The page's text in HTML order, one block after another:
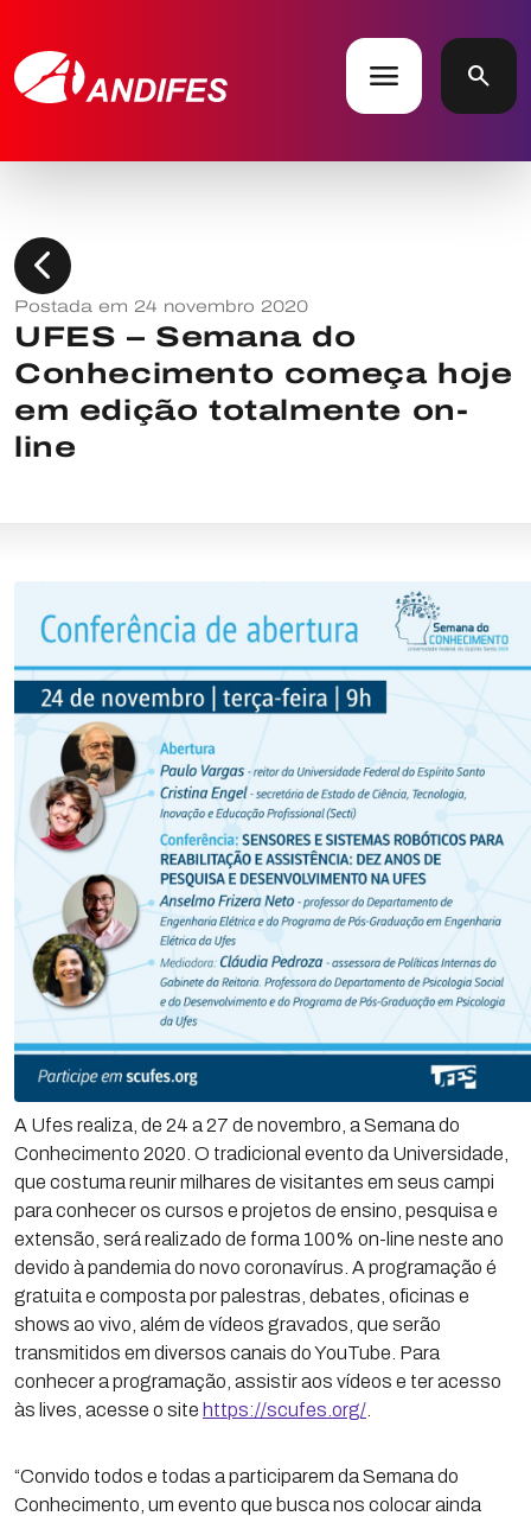
menu search
chevron_left
Postada em 24 novembro 2020
UFES – Semana do
Conhecimento começa hoje
em edição totalmente on-
line
A Ufes realiza, de 24 a 27 de novembro, a Semana do
Conhecimento 2020. O tradicional evento da Universidade,
que costuma reunir milhares de visitantes em seus campi
para conhecer os cursos e projetos de ensino, pesquisa e
extensão, será realizado de forma 100% on-line neste ano
devido à pandemia do novo coronavírus. A programação é
gratuita e composta por palestras, debates, oficinas e
shows ao vivo, além de vídeos gravados, que serão
transmitidos em diversos canais do YouTube. Para
conhecer a programação, assistir aos vídeos e ter acesso
às lives, acesse o site https://scufes.org/
“Convido todos e todas a participarem da Semana do
Conhecimento, um evento que busca nos colocar ainda